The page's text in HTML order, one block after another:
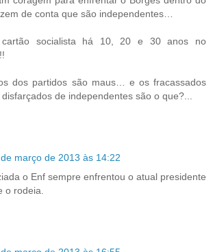
de conta que são independentes…
socialista há 10, 20 e 30 anos no
dos partidos são maus… e os fracassados
de independentes são o que?...
março de 2013 às 14:22
o Enf sempre enfrentou o atual presidente
o rodeia.